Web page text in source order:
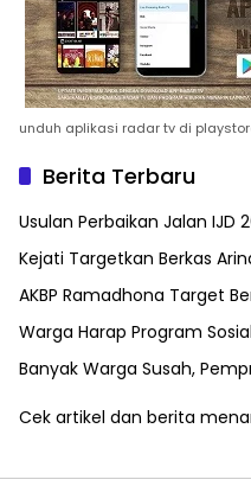
unduh aplikasi radar tv di
Berita Terbaru
Usulan Perbaikan Jalan IJD
Kejati Targetkan Berkas
AKBP Ramadhona Target
Warga Harap Program
Banyak Warga Susah,
Cek artikel dan berita